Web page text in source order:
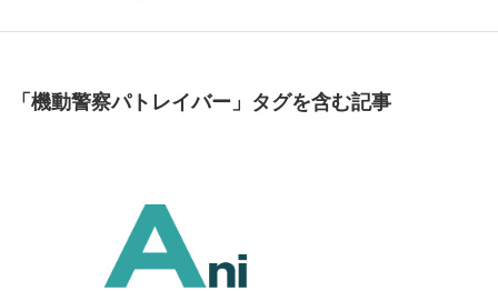
「機動警察パトレイバー」タグを含む記事